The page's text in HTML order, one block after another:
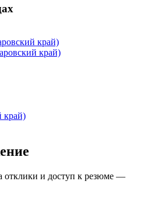
край)
край)
край)
отклики и доступ к резюме —